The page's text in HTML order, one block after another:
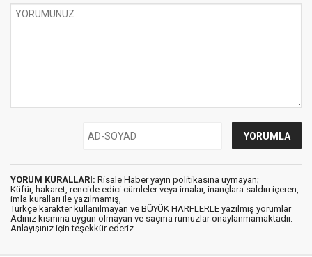
YORUM KURALLARI: Risale Haber yayın politikasına uymayan;
Küfür, hakaret, rencide edici cümleler veya imalar, inançlara saldırı içeren,
imla kuralları ile yazılmamış,
Türkçe karakter kullanılmayan ve BÜYÜK HARFLERLE yazılmış yorumlar
Adınız kısmına uygun olmayan ve saçma rumuzlar onaylanmamaktadır.
Anlayışınız için teşekkür ederiz.